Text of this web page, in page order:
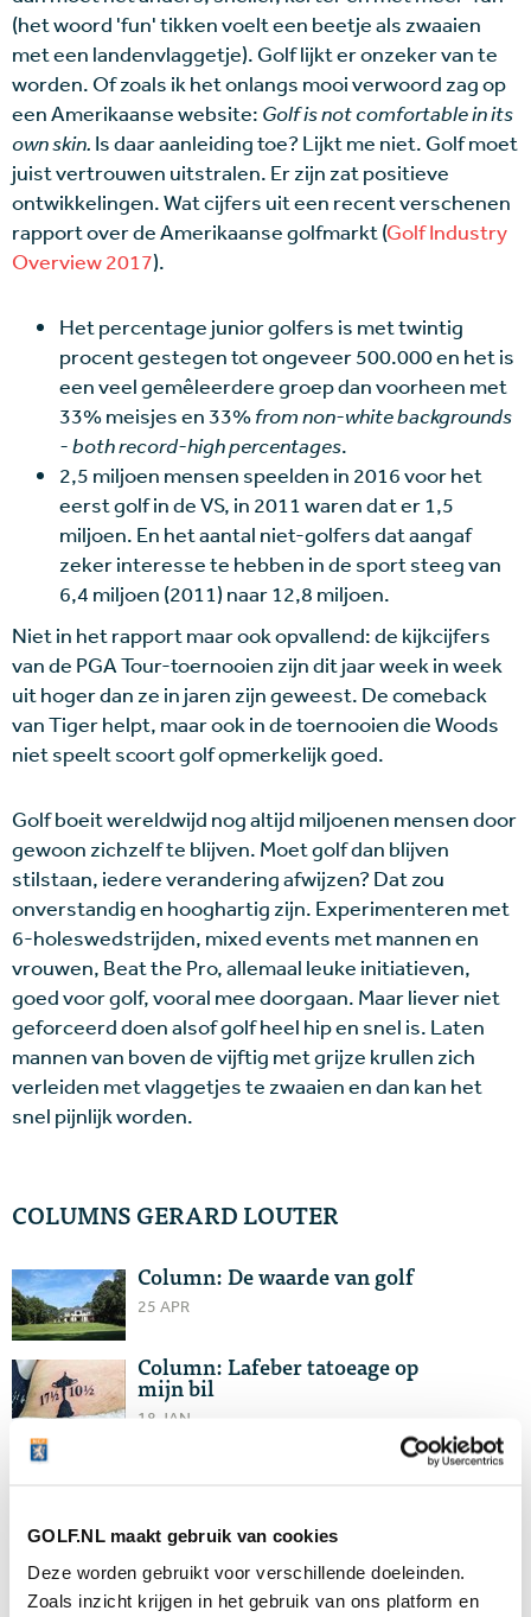
GOLF.NL maakt gebruik van cookies
Deze worden gebruikt voor verschillende doeleinden.
Zoals inzicht krijgen in het gebruik van ons platform en
(het woord 'fun' tikken voelt een beetje als zwaaien
met een landenvlaggetje). Golf lijkt er onzeker van te
worden. Of zoals ik het onlangs mooi verwoord zag op
een Amerikaanse website: Golf is not comfortable in its
own skin. Is daar aanleiding toe? Lijkt me niet. Golf moet
juist vertrouwen uitstralen. Er zijn zat positieve
ontwikkelingen. Wat cijfers uit een recent verschenen
rapport over de Amerikaanse golfmarkt (Golf Industry
Overview 2017).
Het percentage junior golfers is met twintig
procent gestegen tot ongeveer 500.000 en het is
een veel gemêleerdere groep dan voorheen met
33% meisjes en 33%from non-white backgrounds
- both record-high percentages.
2,5 miljoen mensen speelden in 2016 voor het
eerst golf in de VS, in 2011 waren dat er 1,5
miljoen. En het aantal niet-golfers dat aangaf
zeker interesse te hebben in de sport steeg van
6,4 miljoen (2011) naar 12,8 miljoen.
Niet in het rapport maar ook opvallend: de kijkcijfers
van de PGA Tour-toernooien zijn dit jaar week in week
uit hoger dan ze in jaren zijn geweest. De comeback
van Tiger helpt, maar ook in de toernooien die Woods
niet speelt scoort golf opmerkelijk goed.
Golf boeit wereldwijd nog altijd miljoenen mensen door
gewoon zichzelf te blijven. Moet golf dan blijven
stilstaan, iedere verandering afwijzen? Dat zou
onverstandig en hooghartig zijn. Experimenteren met
6-holeswedstrijden, mixed events met mannen en
vrouwen, Beat the Pro, allemaal leuke initiatieven,
goed voor golf, vooral mee doorgaan. Maar liever niet
geforceerd doen alsof golf heel hip en snel is. Laten
mannen van boven de vijftig met grijze krullen zich
verleiden met vlaggetjes te zwaaien en dan kan het
snel pijnlijk worden.
COLUMNS GERARD LOUTER
Column: De waarde van golf
25 APR
Column: Lafeber tatoeage op
mijn bil
18 JAN
Column: Caddie worden voor
Luiten
13 OKT